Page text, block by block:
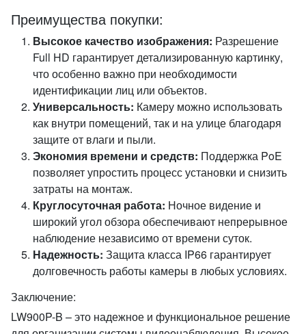
Преимущества покупки:
Высокое качество изображения: Разрешение
Full HD гарантирует детализированную картинку,
что особенно важно при необходимости
идентификации лиц или объектов.
Универсальность: Камеру можно использовать
как внутри помещений, так и на улице благодаря
защите от влаги и пыли.
Экономия времени и средств: Поддержка PoE
позволяет упростить процесс установки и снизить
затраты на монтаж.
Круглосуточная работа: Ночное видение и
широкий угол обзора обеспечивают непрерывное
наблюдение независимо от времени суток.
Надежность: Защита класса IP66 гарантирует
долговечность работы камеры в любых условиях.
Заключение:
LW900P-B – это надежное и функциональное решение